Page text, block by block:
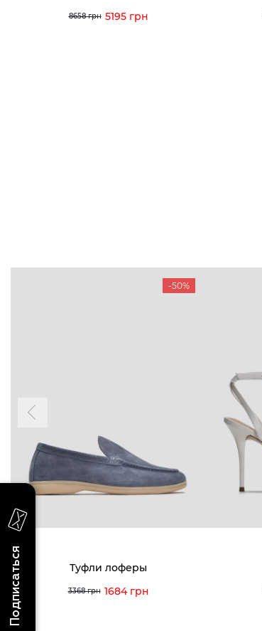
8658 грн 5195 грн
-50%
Туфли лоферы
3368 грн 1684 грн
акциях и событиях
Подписаться